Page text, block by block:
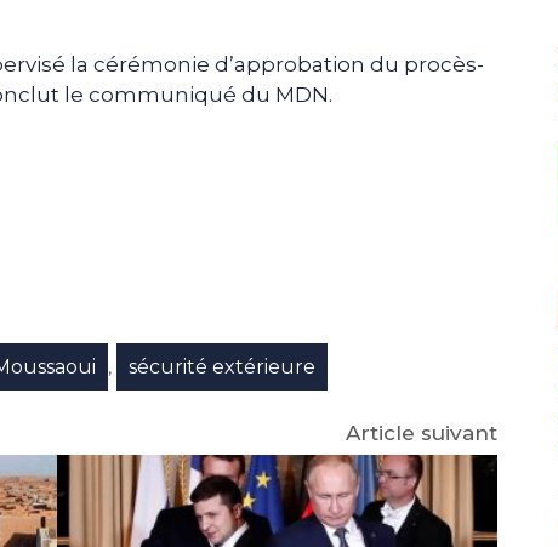
la cérémonie d’approbation du procès-
le communiqué du MDN.
, sécurité extérieure
Article suivant